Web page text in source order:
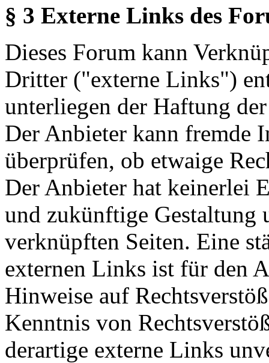
§ 3 Externe Links des
Dieses Forum kann
Dritter ("externe Links")
unterliegen der Haftung
Der Anbieter kann fremde
überprüfen, ob etwaige
Der Anbieter hat keinerlei
und zukünftige Gestaltung
verknüpften Seiten. Eine
externen Links ist für den
Hinweise auf
Kenntnis von
derartige externe Links